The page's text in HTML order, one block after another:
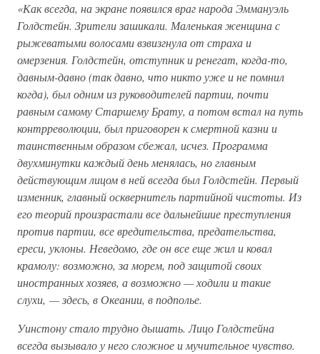
«Как всегда, на экране появился враг народа Эммануэль
Голдстейн. Зрители зашикали. Маленькая женщина с
рыжеватыми волосами взвизгнула от страха и
омерзения. Голдстейн, отступник и ренегат, когда-то,
давным-давно (так давно, что никто уже и не помнил
когда), был одним из руководителей партии, почти
равным самому Старшему Брату, а потом встал на путь
контрреволюции, был приговорен к смертной казни и
таинственным образом сбежал, исчез. Программа
двухминутки каждый день менялась, но главным
действующим лицом в ней всегда был Голдстейн. Первый
изменник, главный осквернитель партийной чистоты. Из
его теорий произрастали все дальнейшие преступления
против партии, все вредительства, предательства,
ереси, уклоны. Неведомо, где он все еще жил и ковал
крамолу: возможно, за морем, под защитой своих
иностранных хозяев, а возможно — ходили и такие
слухи, — здесь, в Океании, в подполье.
Уинстону стало трудно дышать. Лицо Голдстейна
всегда вызывало у него сложное и мучительное чувство.